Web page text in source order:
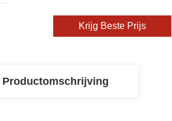
Krijg Beste Prijs
Productomschrijving